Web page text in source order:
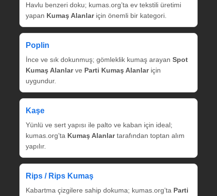
Havlu benzeri doku; kumas.org’ta ev tekstili üretimi
yapan Kumaş Alanlariçin önemli bir kategori.
Poplin
İnce ve sık dokunmuş; gömleklik kumaş arayan Spot
Kumaş Alanlarve Parti Kumaş Alanlariçin
uygundur.
Kaşe
Yünlü ve sert yapısı ile palto ve kaban için ideal;
kumas.org’ta Kumaş Alanlartarafından toptan alım
yapılır.
Rips / Rips Kumaş
Kabartma çizgilere sahip dokuma; kumas.org’ta Parti